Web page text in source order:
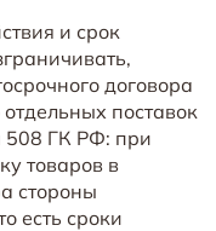
и срок
договора
поставок
508 ГК РФ: при
товаров в
стороны
есть сроки